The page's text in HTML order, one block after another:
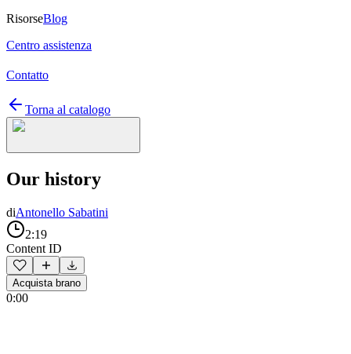
RisorseBlog
Centro assistenza
Contatto
Torna al catalogo
Our history
diAntonello Sabatini
2:19
Content ID
Acquista brano
0:00